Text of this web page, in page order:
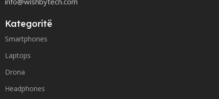
Kategoritë
Smartphones
Laptops
Drona
Headphones